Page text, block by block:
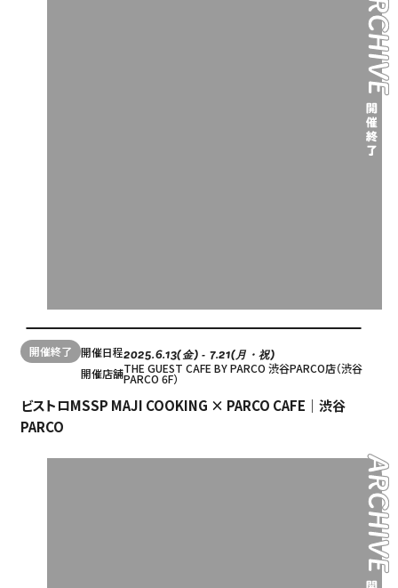
開催終了 開催日程2025.6.13(金) ‐ 7.21(月・祝)
開催店舗THE GUEST CAFE BY PARCO 渋谷PARCO店（渋谷
PARCO 6F）
ビストロMSSP MAJI COOKING × PARCO CAFE｜渋谷
PARCO